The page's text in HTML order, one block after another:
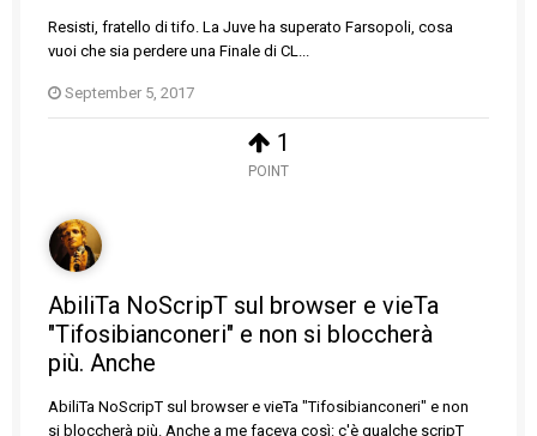
1
POINT
Resisti, fratello di tifo. La Juve ha superato Farsopoli, cosa
vuoi che sia perdere una Finale di CL...
September 5, 2017
AbiliTa NoScripT sul browser e vieTa
"Tifosibianconeri" e non si bloccherà
più. Anche
AbiliTa NoScripT sul browser e vieTa "Tifosibianconeri" e non
si bloccherà più. Anche a me faceva così: c'è qualche scripT